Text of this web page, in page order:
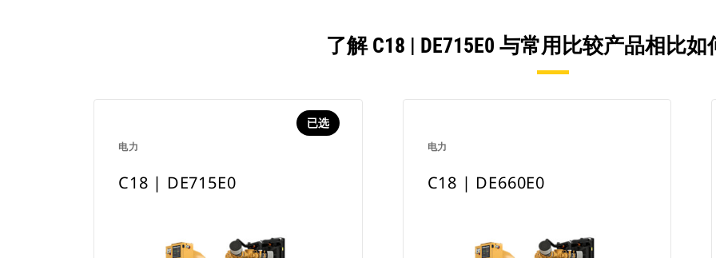
了解 C18 | DE715E0 与常用比较产品相比如
电力
已选
C18 | DE715E0
电力
C18 | DE660E0